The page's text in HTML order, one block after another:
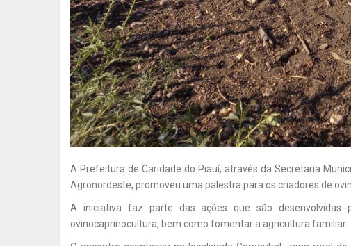
A Prefeitura de Caridade do Piauí, através da Secretaria
Agronordeste, promoveu uma palestra para os criadores de
A iniciativa faz parte das ações que são
ovinocaprinocultura, bem como fomentar a agricultura familiar.